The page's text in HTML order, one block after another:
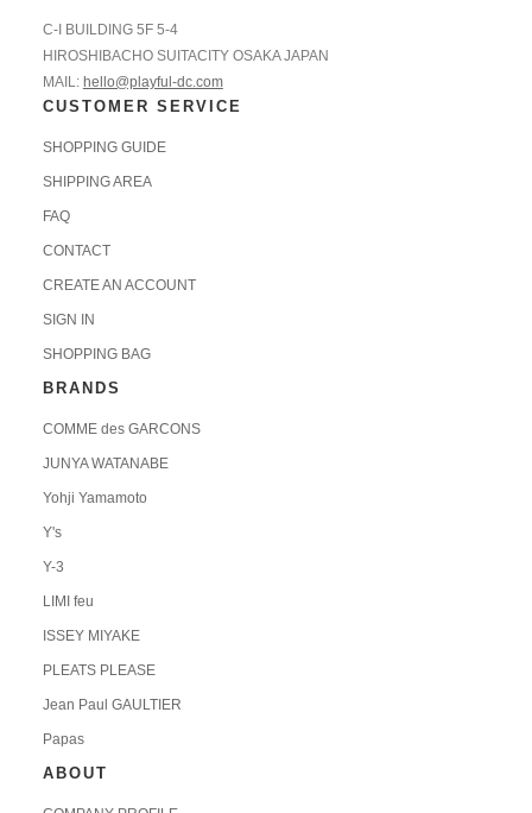
C-I BUILDING 5F 5-4
HIROSHIBACHO SUITACITY OSAKA JAPAN
MAIL: hello@playful-dc.com
CUSTOMER SERVICE
SHOPPING GUIDE
SHIPPING AREA
FAQ
CONTACT
CREATE AN ACCOUNT
SIGN IN
SHOPPING BAG
BRANDS
COMME des GARCONS
JUNYA WATANABE
Yohji Yamamoto
Y's
Y-3
LIMI feu
ISSEY MIYAKE
PLEATS PLEASE
Jean Paul GAULTIER
Papas
ABOUT